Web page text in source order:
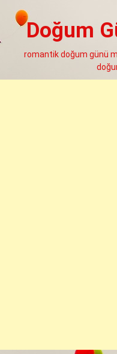
Doğum
romantik doğum günü